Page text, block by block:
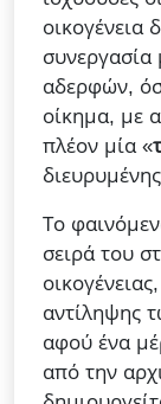
οικογένεια
αδερφών,
οίκημα, με
πλέον μία «
Το
σειρά του
αντίληψης
αφού ένα
από την